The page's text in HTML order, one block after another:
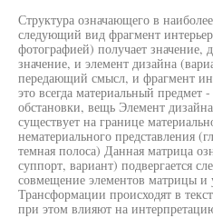
Структура означающего в
следующий вид фрагмент
фотографией) получает значение,
значение, и элемент дизайна
передающий смысл, и фрагмент
это всегда материальный
обстановки, вещь Элемент
существует на границе
нематериального представления
темная полоса) Данная матрица
суппорт, вариант) подвергается
совмещение элементов матрицы и
Трансформации происходят в
при этом влияют на